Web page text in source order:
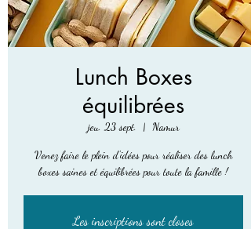
Lunch Boxes
équilibrées
jeu. 23 sept.
  |
Namur
Venez faire le plein d'idées pour réaliser des lunch
boxes saines et équilibrées pour toute la famille !
Les inscriptions sont closes